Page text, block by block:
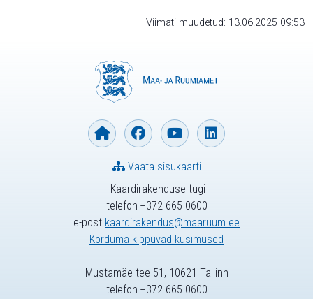
Viimati muudetud: 13.06.2025 09:53
Kaardirakenduse tugi
telefon +372 665 0600
e-post kaardirakendus@maaruum.ee
Korduma kippuvad küsimused
Vaata sisukaarti
Mustamäe tee 51, 10621 Tallinn
telefon +372 665 0600